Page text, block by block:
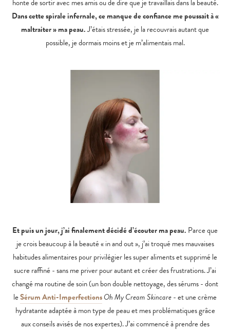
honte de sortir avec mes amis ou de dire que je travaillais dans la beauté.
Dans cette spirale infernale, ce manque de confiance me poussait à «
maltraiter » ma peau.J’étais stressée, je la recouvrais autant que
possible, je dormais moins et je m’alimentais mal.
Et puis un jour, j’ai finalement décidé d’écouter ma peau. Parce que
je crois beaucoup à la beauté « in and out », j’ai troqué mes mauvaises
habitudes alimentaires pour privilégier les super aliments et supprimé le
sucre raffiné - sans me priver pour autant et créer des frustrations. J’ai
changé ma routine de soin (un bon double nettoyage, des sérums - dont
leSérum Anti-ImperfectionsOh My Cream Skincare- et une crème
hydratante adaptée à mon type de peau et mes problématiques grâce
aux conseils avisés de nos expertes). J’ai commencé à prendre des